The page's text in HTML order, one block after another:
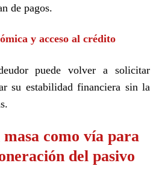
de pagos.
y acceso al crédito
puede volver a solicitar
su estabilidad financiera sin la
como vía para
del pasivo